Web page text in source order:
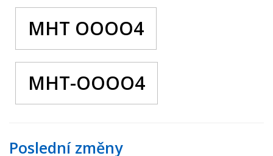
MHT OOOO4
MHT-OOOO4
Poslední změny